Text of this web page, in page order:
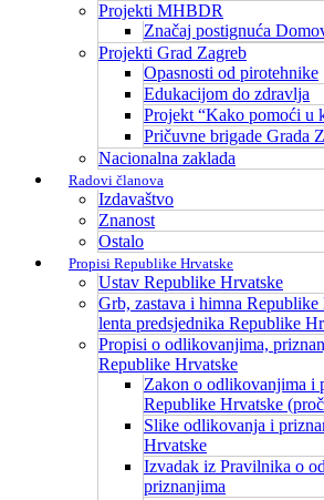
Projekti MHBDR
Značaj postignuća
Projekti Grad Zagreb
Opasnosti od pirotehnike
Edukacijom do zdravlja
Projekt “Kako pomoći u
Pričuvne brigade Grada
Nacionalna zaklada
Radovi članova
Izdavaštvo
Znanost
Ostalo
Propisi Republike Hrvatske
Ustav Republike Hrvatske
Grb, zastava i himna Republike
lenta predsjednika Republike
Propisi o odlikovanjima,
Republike Hrvatske
Zakon o odlikovanjima i
Republike Hrvatske
Slike odlikovanja i
Hrvatske
Izvadak iz Pravilnika o
priznanjima